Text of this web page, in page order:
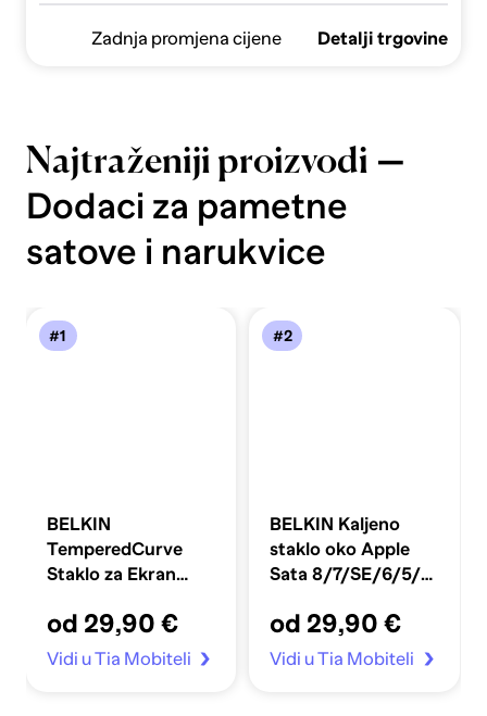
Zadnja promjena cijene Detalji trgovine
Najtraženiji proizvodi —
Dodaci za pametne
satove i narukvice
#1
BELKIN
TemperedCurve
Staklo za Ekran
40/41mm prozirno
od 29,90 €
Vidi u Tia Mobiteli
#2
BELKIN Kaljeno
staklo oko Apple
Sata 8/7/SE/6/5/4
od 29,90 €
Vidi u Tia Mobiteli